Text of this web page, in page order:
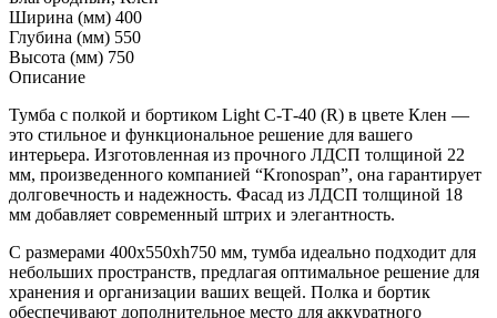
Ширина (мм) 400
Глубина (мм) 550
Высота (мм) 750
Описание
Тумба с полкой и бортиком Light С-Т-40 (R) в цвете Клен —
это стильное и функциональное решение для вашего
интерьера. Изготовленная из прочного ЛДСП толщиной 22
мм, произведенного компанией “Kronospan”, она гарантирует
долговечность и надежность. Фасад из ЛДСП толщиной 18
мм добавляет современный штрих и элегантность.
С размерами 400x550xh750 мм, тумба идеально подходит для
небольших пространств, предлагая оптимальное решение для
хранения и организации ваших вещей. Полка и бортик
обеспечивают дополнительное место для аккуратного